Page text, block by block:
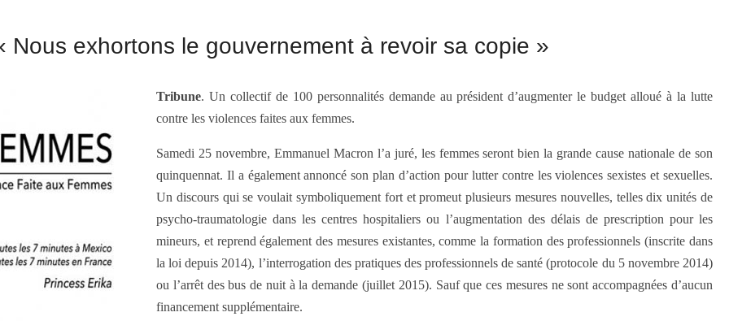
Nous exhortons le gouvernement à revoir sa copie »
Tribune. Un collectif de 100 personnalités demande au président d’augmenter le budget alloué à la lutte
contre les violences faites aux femmes.
Samedi 25 novembre, Emmanuel Macron l’a juré, les femmes seront bien la grande cause nationale de son
quinquennat. Il a également annoncé son plan d’action pour lutter contre les violences sexistes et sexuelles.
Un discours qui se voulait symboliquement fort et promeut plusieurs mesures nouvelles, telles dix unités de
psycho-traumatologie dans les centres hospitaliers ou l’augmentation des délais de prescription pour les
mineurs, et reprend également des mesures existantes, comme la formation des professionnels (inscrite dans
la loi depuis 2014), l’interrogation des pratiques des professionnels de santé (protocole du 5 novembre 2014)
ou l’arrêt des bus de nuit à la demande (juillet 2015). Sauf que ces mesures ne sont accompagnées d’aucun
financement supplémentaire.